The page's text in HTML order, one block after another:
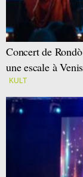
Concert de
une escale à
KULT